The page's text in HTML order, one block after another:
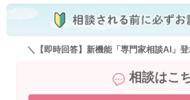
＼【即時回答】新機能「専門家相談AI」
相談はこ